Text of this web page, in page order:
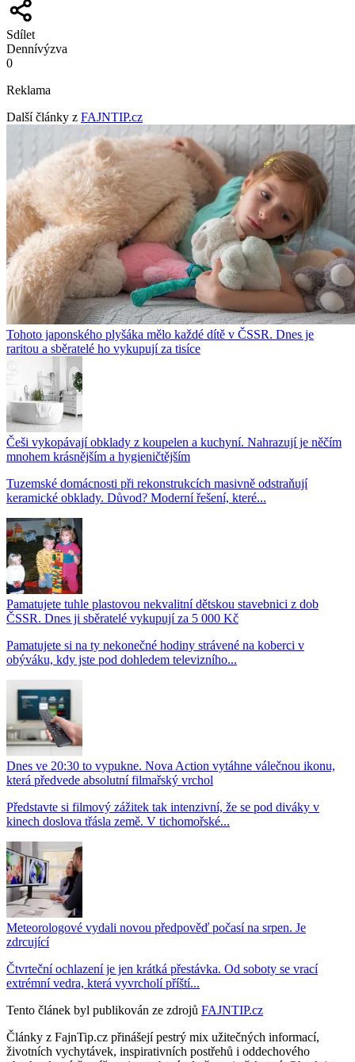
Sdílet
Dennívýzva
0
Reklama
Další články z FAJNTIP.cz
Tohoto japonského plyšáka mělo každé dítě v ČSSR. Dnes je
raritou a sběratelé ho vykupují za tisíce
Češi vykopávají obklady z koupelen a kuchyní. Nahrazují je něčím
mnohem krásnějším a hygieničtějším
Tuzemské domácnosti při rekonstrukcích masivně odstraňují
keramické obklady. Důvod? Moderní řešení, které...
Pamatujete tuhle plastovou nekvalitní dětskou stavebnici z dob
ČSSR. Dnes ji sběratelé vykupují za 5 000 Kč
Pamatujete si na ty nekonečné hodiny strávené na koberci v
obýváku, kdy jste pod dohledem televizního...
Dnes ve 20:30 to vypukne. Nova Action vytáhne válečnou ikonu,
která předvede absolutní filmařský vrchol
Představte si filmový zážitek tak intenzivní, že se pod diváky v
kinech doslova třásla země. V tichomořské...
Meteorologové vydali novou předpověď počasí na srpen. Je
zdrcující
Čtvrteční ochlazení je jen krátká přestávka. Od soboty se vrací
extrémní vedra, která vyvrcholí příští...
Tento článek byl publikován ze zdrojů FAJNTIP.cz
Články z FajnTip.cz přinášejí pestrý mix užitečných informací,
životních vychytávek, inspirativních postřehů i oddechového